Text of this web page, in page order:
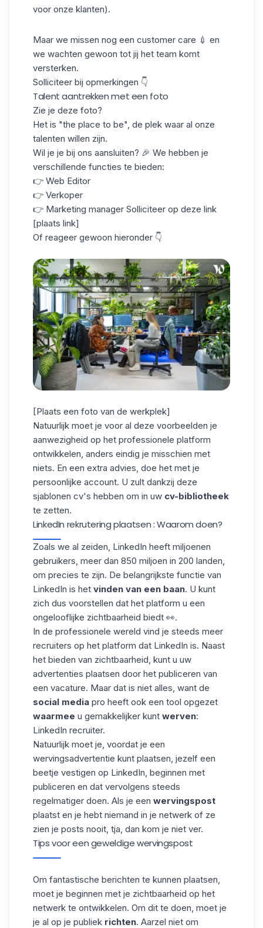
voor onze klanten).
Maar we missen nog een customer care 💉 en
we wachten gewoon tot jij het team komt
versterken.
Solliciteer bij opmerkingen 👇
Talent aantrekken met een foto
Zie je deze foto?
Het is "the place to be", de plek waar al onze
talenten willen zijn.
Wil je je bij ons aansluiten? 🎉 We hebben je
verschillende functies te bieden:
👉 Web Editor
👉 Verkoper
👉 Marketing manager Solliciteer op deze link
[plaats link]
Of reageer gewoon hieronder 👇
[Plaats een foto van de werkplek]
Natuurlijk moet je voor al deze voorbeelden je
aanwezigheid op het professionele platform
ontwikkelen, anders eindig je misschien met
niets. En een extra advies, doe het met je
persoonlijke account. U zult dankzij deze
sjablonen cv's hebben om in uw cv-bibliotheek
te zetten.
LinkedIn rekrutering plaatsen : Waarom doen?
Zoals we al zeiden, LinkedIn heeft miljoenen
gebruikers, meer dan 850 miljoen in 200 landen,
om precies te zijn. De belangrijkste functie van
LinkedIn is het vinden van een baan. U kunt
zich dus voorstellen dat het platform u een
ongelooflijke zichtbaarheid biedt 👀.
In de professionele wereld vind je steeds meer
recruiters op het platform dat LinkedIn is. Naast
het bieden van zichtbaarheid, kunt u uw
advertenties plaatsen door het publiceren van
een vacature. Maar dat is niet alles, want de
social media pro heeft ook een tool opgezet
waarmee u gemakkelijker kunt werven:
LinkedIn recruiter.
Natuurlijk moet je, voordat je een
wervingsadvertentie kunt plaatsen, jezelf een
beetje vestigen op LinkedIn, beginnen met
publiceren en dat vervolgens steeds
regelmatiger doen. Als je een wervingspost
plaatst en je hebt niemand in je netwerk of ze
zien je posts nooit, tja, dan kom je niet ver.
Tips voor een geweldige wervingspost
Om fantastische berichten te kunnen plaatsen,
moet je beginnen met je zichtbaarheid op het
netwerk te ontwikkelen. Om dit te doen, moet je
je al op je publiek richten. Aarzel niet om